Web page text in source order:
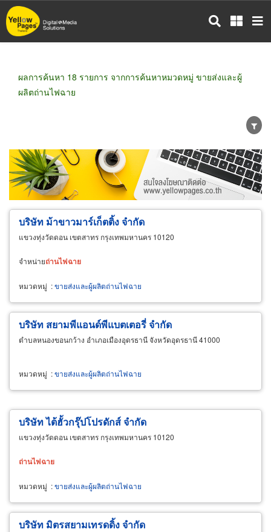
ข้าม
ไป
ผลการค้นหา 18 รายการ จากการค้นหาหมวดหมู่ ขายส่งและผู้
ผลิตถ่านไฟฉาย
ขายส่ง ขายปลีก ผู้ผลิต
ตัวแทนจัดจำหน่าย
ผู้ส่งออก/นำเข้า
ธุรกิจบริการ
บริษัท ม้าขาวมาร์เก็ตติ้ง จำกัด
แขวงทุ่งวัดดอน เขตสาทร กรุงเทพมหานคร 10120
จำหน่ายถ่านไฟฉาย
หมวดหมู่ :ขายส่งและผู้ผลิตถ่านไฟฉาย
บริษัท สยามพีแอนด์พีแบตเตอรี่ จำกัด
ตำบลหนองขอนกว้าง อำเภอเมืองอุดรธานี จังหวัดอุดรธานี 41000
หมวดหมู่ :ขายส่งและผู้ผลิตถ่านไฟฉาย
บริษัท ไต้ฮั้วกรุ๊ปโปรดักส์ จำกัด
แขวงทุ่งวัดดอน เขตสาทร กรุงเทพมหานคร 10120
ถ่านไฟฉาย
หมวดหมู่ :ขายส่งและผู้ผลิตถ่านไฟฉาย
บริษัท มิตรสยามเทรดดิ้ง จำกัด